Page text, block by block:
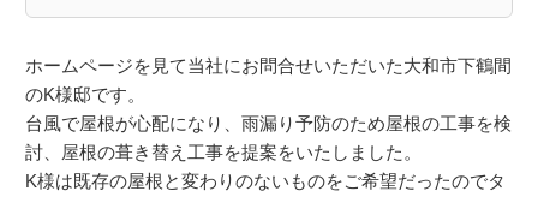
ホームページを見て当社にお問合せいただいた大和市下鶴間
のK様邸です。
台風で屋根が心配になり、雨漏り予防のため屋根の工事を検
討、屋根の葺き替え工事を提案をいたしました。
K様は既存の屋根と変わりのないものをご希望だったのでタ